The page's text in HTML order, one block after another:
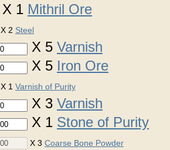
X 1 Mithril Ore
X 2 Steel
X 5 Varnish
X 5 Iron Ore
X 1 Varnish of Purity
X 3 Varnish
X 1 Stone of Purity
X 3 Coarse Bone Powder